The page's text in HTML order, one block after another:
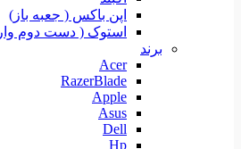
اپن باکس ( جعبه باز)
استوک ( دست دوم وارداتی )
برند
Acer
RazerBlade
Apple
Asus
Dell